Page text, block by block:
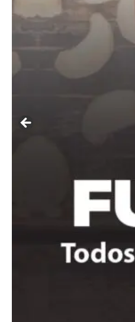
Included for free:
Etiam est nibh, lobortis sit
Praesent euismod ac
Donec quis est ac felis
Full member access:
Etiam est nibh, lobortis sit
Praesent euismod ac